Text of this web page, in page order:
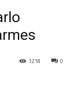
0
1218